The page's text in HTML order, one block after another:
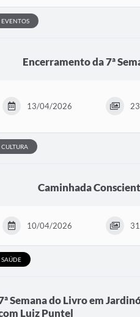
EVENTOS
Encerramento da 7ª
13/04/2026
CULTURA
Caminhada
10/04/2026
SAÚDE
Semana do Livro em
Luiz Puntel